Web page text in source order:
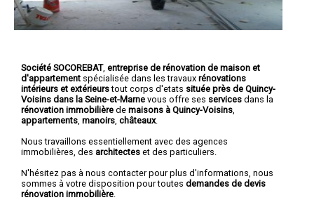
Société SOCOREBAT, entreprise de rénovation de maison et
d'appartement spécialisée dans les travaux rénovations
intérieurs et extérieurstout corps d'etats située près de Quincy-
Voisins dans la Seine-et-Marne vous offre ses services dans la
rénovation immobilière de maisons à Quincy-Voisins
appartements manoirs châteaux.
Nous travaillons essentiellement avec des agences
immobilières, des architectes et des particuliers.
N'hésitez pas à nous contacter pour plus d'informations, nous
sommes à votre disposition pour toutes demandes de devis
rénovation immobilière